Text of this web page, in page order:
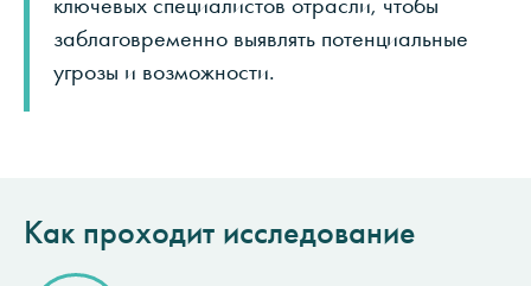
заблаговременно выявлять потенциальные
угрозы и возможности.
Как проходит исследование